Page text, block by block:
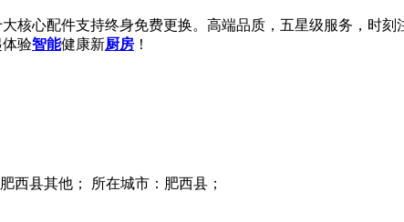
核心配件支持终身免费更换。高端品质，五星级服务，时
验智能健康新厨房 ！
西县其他； 所在城市：肥西县；